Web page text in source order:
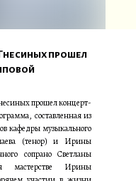
прошел концерт-
составленная из
кафедры музыкального
(тенор) и Ирины
сопрано Светланы
мастерстве Ирины
прошел